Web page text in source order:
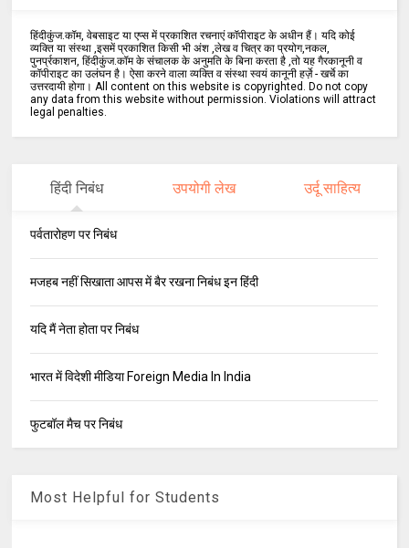
हिंदीकुंज.कॉम, वेबसाइट या एप्स में प्रकाशित रचनाएं कॉपीराइट के अधीन हैं। यदि कोई
व्यक्ति या संस्था ,इसमें प्रकाशित किसी भी अंश ,लेख व चित्र का प्रयोग,नकल,
पुनर्प्रकाशन, हिंदीकुंज.कॉम के संचालक के अनुमति के बिना करता है ,तो यह गैरकानूनी व
कॉपीराइट का उलंघन है। ऐसा करने वाला व्यक्ति व संस्था स्वयं कानूनी हर्ज़े - खर्चे का
उत्तरदायी होगा। All content on this website is copyrighted. Do not copy
any data from this website without permission. Violations will attract
legal penalties.
हिंदी निबंध उपयोगी लेख उर्दू साहित्य
पर्वतारोहण पर निबंध
मजहब नहीं सिखाता आपस में बैर रखना निबंध इन हिंदी
यदि मैं नेता होता पर निबंध
भारत में विदेशी मीडिया Foreign Media In India
फुटबॉल मैच पर निबंध
Most Helpful for Students